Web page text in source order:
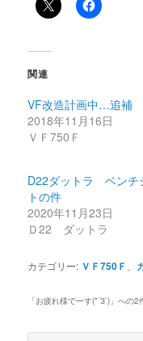
関連
VF改造計画中…追補
2018年11月16日
ＶＦ750Ｆ
D22ダットラ ベンチ
トの件
2020年11月23日
Ｄ22 ダットラ
カテゴリー: ＶＦ750Ｆ
「お疲れ様でーす(*´З`) 」への2